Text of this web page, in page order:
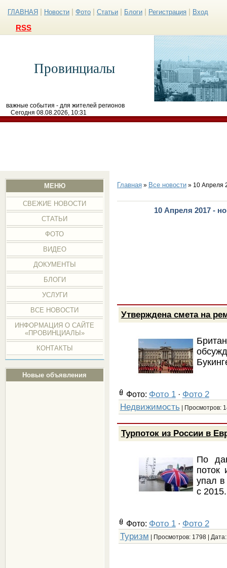
ГЛАВНАЯ Новости Фото Статьи Блоги Регистрация Вход
RSS
Провинциалы
важные события - для жителей регионов
Сегодня 08.08.2026, 10:31
МЕНЮ
СВЕЖИЕ НОВОСТИ
СТАТЬИ
ФОТО
ВИДЕО
ДОКУМЕНТЫ
БЛОГИ
УСЛУГИ
ВСЕ НОВОСТИ
ИНФОРМАЦИЯ О САЙТЕ
«ПРОВИНЦИАЛЫ»
КОНТАКТЫ
Новые объявления
Главная» Все новости» 10 Апреля
10 Апреля 2017 -
Утверждена смета на
Фото: Фото 1· Фото 2
Недвижимость | Просмотров:
Турпоток из России в
По
поток
упал
с 2015.
Фото: Фото 1· Фото 2
Туризм | Просмотров: 1798 |